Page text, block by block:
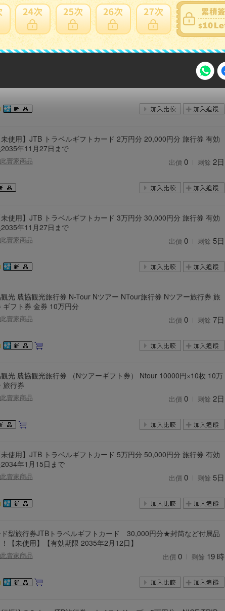
年8月31日晚上23:59結束。
逾期不得補簽。
發放「$10 Letao Dollar」至會員帳戶中。
活動，若要參加APP加碼活動，可掃瞄QRcode下載APP。
30日之晚上23:59。
Auction」、「日本商城代購」 「第一次付款」使用，可折抵服務費與
「門票、優惠券、住宿券、禮券、儲值卡……等等」、48小時外付
價格不符、缺貨、非Letao因素(退貨不會歸還)退單者，退回的Letao
前終止之權利，如有變更恕不另行通知，將以官網公告為準。
三万分 JTB トラベルギフト トラベルギフトカード JTBトラベルギ
剩餘 2日
未使用】JTB トラベルギフトカード 2万円分 20,000円分 旅行券 有効
年11月27日まで
賣家商品 出價 0 剩餘 2日
未使用】JTB トラベルギフトカード 3万円分 30,000円分 旅行券 有効
年11月27日まで
賣家商品 出價 0 剩餘 5日
光 農協観光旅行券 N-Tour Nツアー NTour旅行券 Nツアー旅行券 旅
ギフト券 金券 10万円分
賣家商品 出價 0 剩餘 7日
光 農協観光旅行券 （Nツアーギフト券） Ntour 10000円×10枚 10万
旅行券
賣家商品 出價 0 剩餘 2日
未使用】JTB トラベルギフトカード 5万円分 50,000円分 旅行券 有効
年1月15日まで
賣家商品 出價 0 剩餘 5日
ド型旅行券JTBトラベルギフトカード 30,000円分★封筒など付属品
【未使用】【有効期限 2035年2月12日】
賣家商品 出價 0 剩餘 19 時